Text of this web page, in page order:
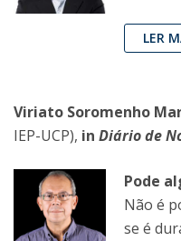
LER
Viriato Soromenho
IEP-UCP), in Diário de
Pode
Não é
se é